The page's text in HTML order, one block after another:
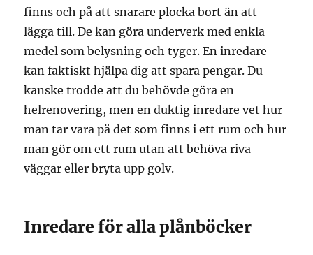
finns och på att snarare plocka bort än att
lägga till. De kan göra underverk med enkla
medel som belysning och tyger. En inredare
kan faktiskt hjälpa dig att spara pengar. Du
kanske trodde att du behövde göra en
helrenovering, men en duktig inredare vet hur
man tar vara på det som finns i ett rum och hur
man gör om ett rum utan att behöva riva
väggar eller bryta upp golv.
Inredare för alla plånböcker